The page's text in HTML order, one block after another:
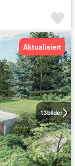
13bilder
Aktualisiert